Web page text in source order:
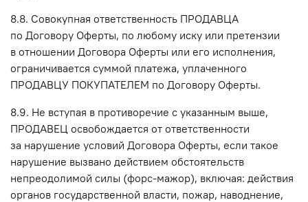
8.8. Совокупная ответственность ПРОДАВЦА
по Договору Оферты, по любому иску или претензии
в отношении Договора Оферты или его исполнения,
ограничивается суммой платежа, уплаченного
ПРОДАВЦУ ПОКУПАТЕЛЕМ по Договору Оферты.
8.9. Не вступая в противоречие с указанным выше,
ПРОДАВЕЦ освобождается от ответственности
за нарушение условий Договора Оферты, если такое
нарушение вызвано действием обстоятельств
непреодолимой силы (форс-мажор), включая: действия
органов государственной власти, пожар, наводнение,